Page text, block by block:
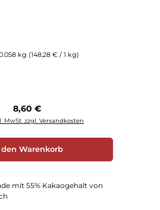
kg (148,28 € / 1 kg)
Regulärer Preis:
8,60 €
MwSt. zzgl. Versandkosten
den Warenkorb